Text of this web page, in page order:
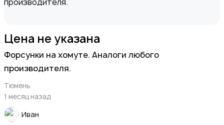
Цена не указана
Форсунки на хомуте. Аналоги любого
производителя.
Тюмень
1 месяц назад
Иван